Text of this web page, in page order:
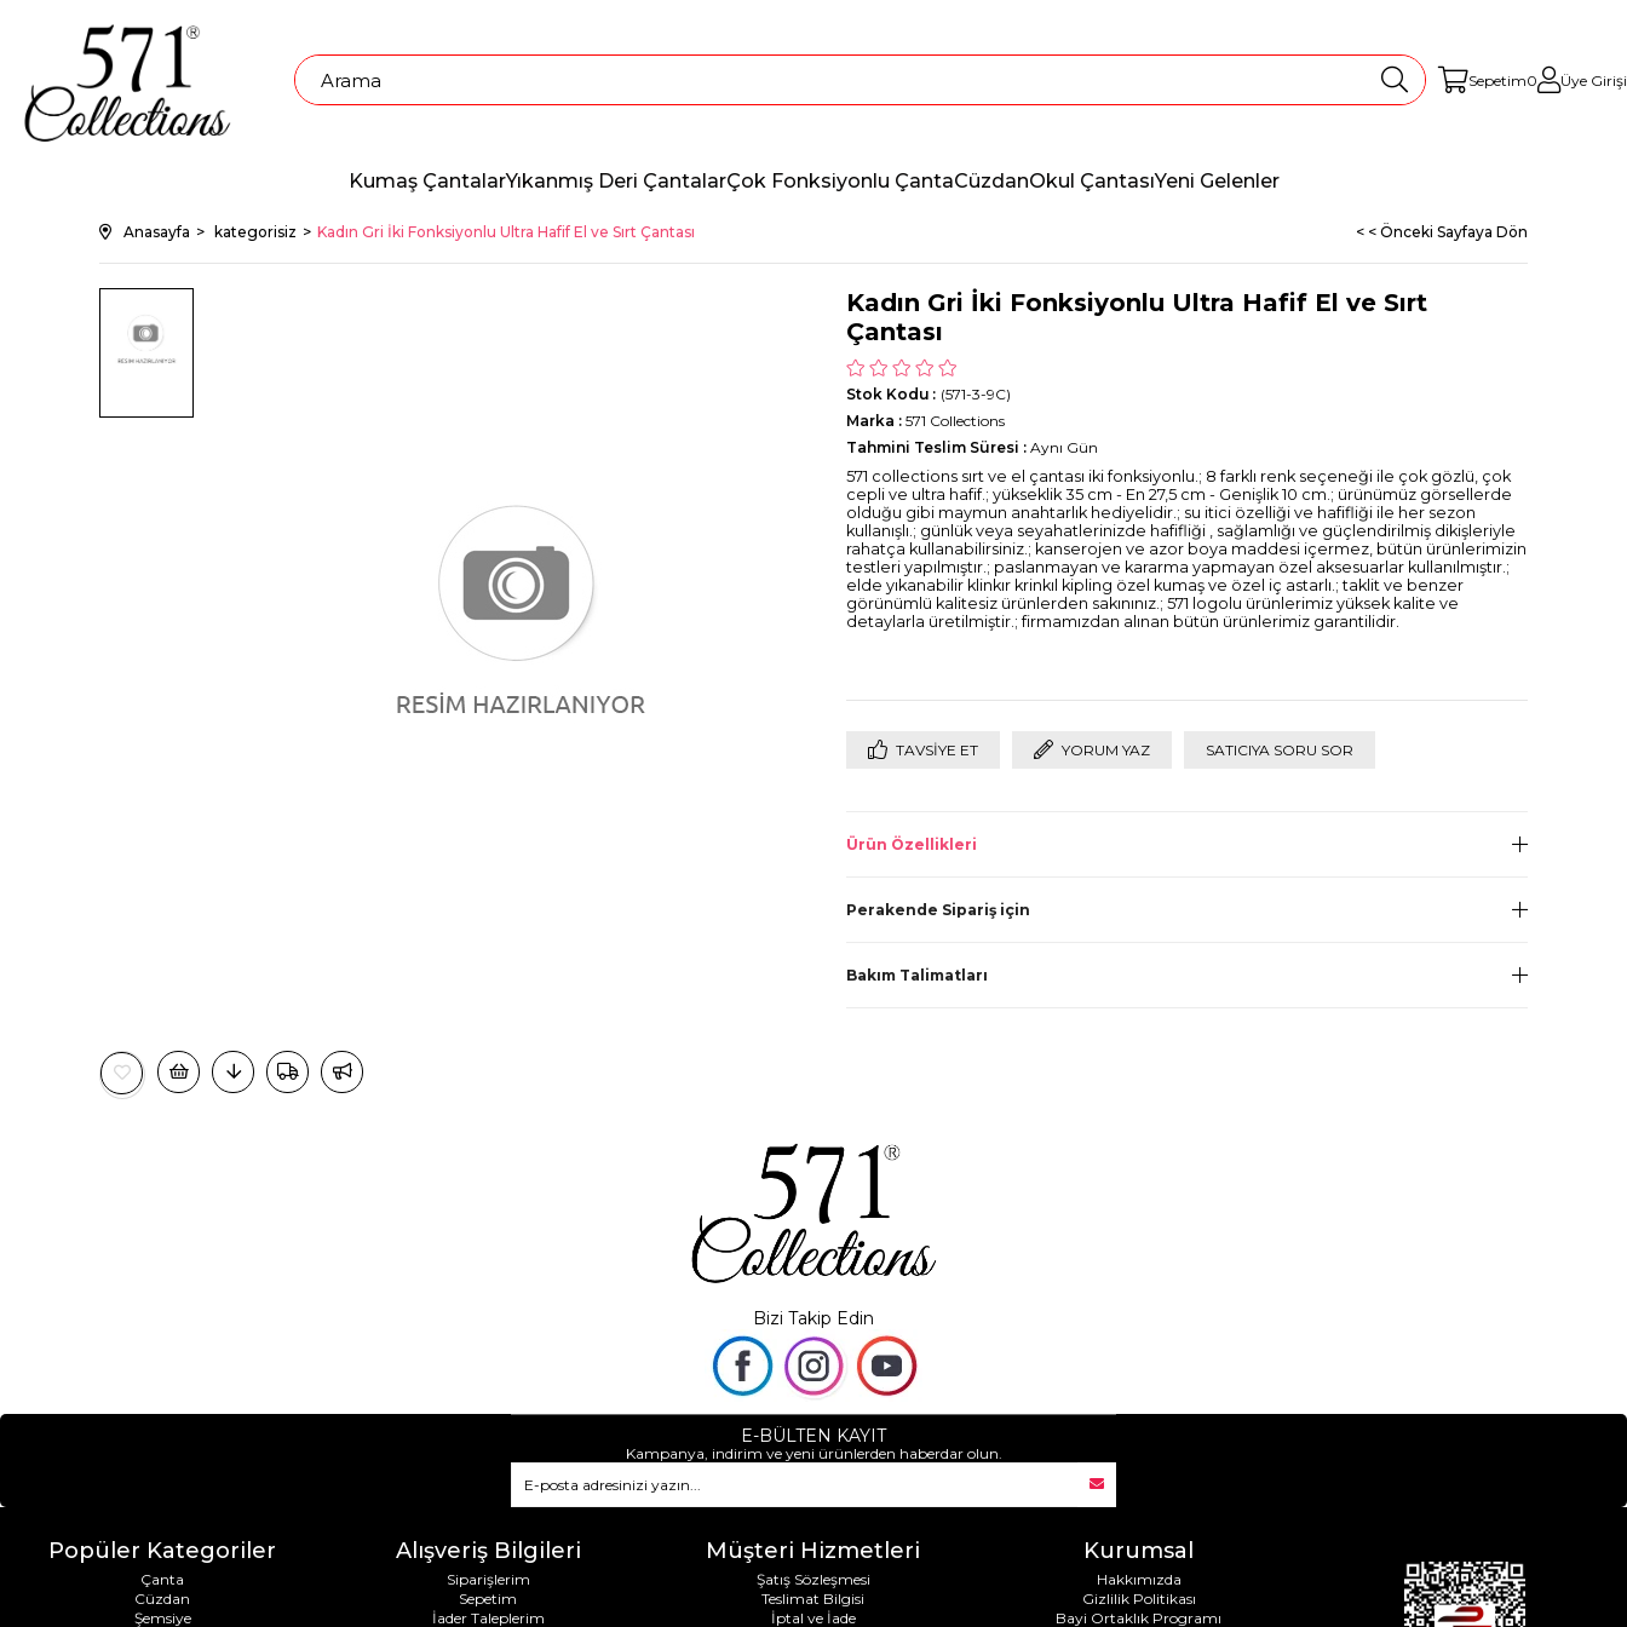
Sepetim0 Üye Girişi
Kumaş ÇantalarYıkanmış Deri ÇantalarÇok Fonksiyonlu ÇantaCüzdanOkul ÇantasıYeni Gelenler
Anasayfa kategorisiz Kadın Gri İki Fonksiyonlu Ultra Hafif El ve Sırt Çantası < < Önceki Sayfaya Dön
Kadın Gri İki Fonksiyonlu Ultra Hafif El ve Sırt
Çantası
(571-3-9C)
Stok Kodu
Marka : 571 Collections
Tahmini Teslim Süresi : Aynı Gün
571 collections sırt ve el çantası iki fonksiyonlu.; 8 farklı renk seçeneği ile çok gözlü, çok
cepli ve ultra hafif.; yükseklik 35 cm - En 27,5 cm - Genişlik 10 cm.; ürünümüz görsellerde
olduğu gibi maymun anahtarlık hediyelidir.; su itici özelliği ve hafifliği ile her sezon
kullanışlı.; günlük veya seyahatlerinizde hafifliği , sağlamlığı ve güçlendirilmiş dikişleriyle
rahatça kullanabilirsiniz.; kanserojen ve azor boya maddesi içermez, bütün ürünlerimizin
testleri yapılmıştır.; paslanmayan ve kararma yapmayan özel aksesuarlar kullanılmıştır.;
elde yıkanabilir klinkır krinkıl kipling özel kumaş ve özel iç astarlı.; taklit ve benzer
görünümlü kalitesiz ürünlerden sakınınız.; 571 logolu ürünlerimiz yüksek kalite ve
detaylarla üretilmiştir.; firmamızdan alınan bütün ürünlerimiz garantilidir.
TAVSIYE ET YORUM YAZ SATICIYA SORU SOR
Ürün Özellikleri
Perakende Sipariş için
Bakım Talimatları
Bizi Takip Edin
E-BÜLTEN KAYIT
Kampanya, indirim ve yeni ürünlerden haberdar olun.
Popüler Kategoriler
Çanta
Cüzdan
Şemsiye
Alışveriş Bilgileri
Siparişlerim
Sepetim
İader Taleplerim
Müşteri Hizmetleri
Şatış Sözleşmesi
Teslimat Bilgisi
İptal ve İade
Kurumsal
Hakkımızda
Gizlilik Politikası
Bayi Ortaklık Programı